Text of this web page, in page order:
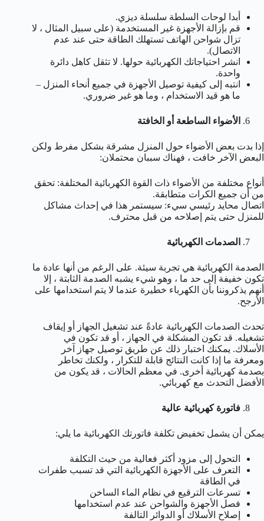
أبدا لوحات السلطة سلسلة ديزي.
قم بإزالة الأجهزة غير المستخدمة (على سبيل المثال ، لا
تزال شواحن الهاتف تستهلك الطاقة حتى عند عدم
الاتصال).
انشر احتياجاتك الكهربائية حولها. لا تثقل كاهل دائرة
واحدة.
انتبه إلى كيفية توصيل الأجهزة في جميع أنحاء المنزل –
ما هو قيد الاستخدام ، وما هو غير ضروري.
الأضواء الساطعة أو الخافتة
إذا بدت بعض الأضواء حول المنزل مشرقة بشكل مفرط ولكن
البعض الآخر خافت ، فهناك سببان محتملان:
أنواع مختلفة من الأضواء ذات القوة الكهربائية المختلفة: تحقق
من أن جميع الكرات متطابقة.
اتصال محايد رئيسي سيء: سيستمر هذا في إحداث مشاكل
للمنزل حتى يتم إصلاحه من قبل محترف.
الصدمات الكهربائية
الصدمة الكهربائية هي تجربة سيئة. على الرغم من أنها عادة ما
تكون خفيفة إلى حد ما ، وهو شيء يشبه الصدمة الثابتة ، إلا
أنهم يذكروننا بأن الكهرباء خطيرة عندما لا يتم استخدامها على
الأرجح.
تحدث الصدمات الكهربائية عادةً عند تشغيل الجهاز أو إيقاف
تشغيله. قد تكون المشكلة في الجهاز ، أو قد تكون في
الأسلاك. يمكنك اختبار ذلك عن طريق توصيل جهاز آخر
ومعرفة ما إذا كانت النتائج قابلة للتكرار ، ولكنك تخاطر
بصدمة كهربائية أخرى. في معظم الحالات ، قد يكون من
الأفضل التحدث مع كهربائي.
فاتورة كهربائية عالية
يمكن أن يشمل تخفيض تكلفة فاتورتك الكهربائية ما يلي:
التحول إلى مزود أكثر فعالية من حيث التكلفة
التعرف على الأجهزة الكهربائية التي قد تسبب طفرات
في الطاقة
تسرعات الترقيع في نظام الماء الساخن
فصل الأجهزة والشواحن عند عدم استخدامها
إصلاح الأسلاك أو الدوائر التالفة